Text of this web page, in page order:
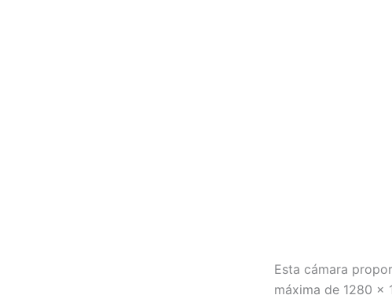
Esta cámara
máxima de 1280 x